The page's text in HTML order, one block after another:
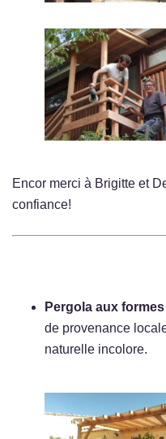
Encor merci à Brigitte et
confiance!
Pergola aux
de provenance
naturelle incolore.